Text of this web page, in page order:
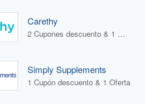
Carethy
2 Cupones descuento & 1 Oferta
Simply Supplements
1 Cupón descuento & 1 Oferta